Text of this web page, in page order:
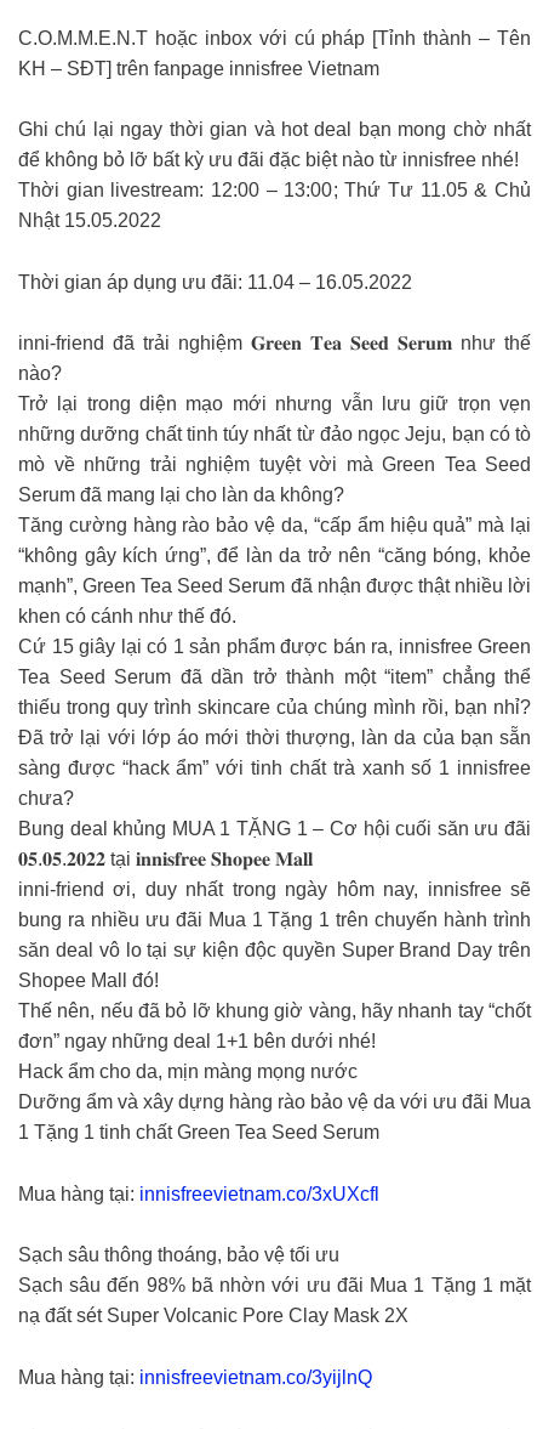
C.O.M.M.E.N.T hoặc inbox với cú pháp [Tỉnh thành – Tên
KH – SĐT] trên fanpage innisfree Vietnam
Ghi chú lại ngay thời gian và hot deal bạn mong chờ nhất
để không bỏ lỡ bất kỳ ưu đãi đặc biệt nào từ innisfree nhé!
Thời gian livestream: 12:00 – 13:00; Thứ Tư 11.05 & Chủ
Nhật 15.05.2022
Thời gian áp dụng ưu đãi: 11.04 – 16.05.2022
inni-friend đã trải nghiệm 𝐆𝐫𝐞𝐞𝐧 𝐓𝐞𝐚 𝐒𝐞𝐞𝐝 𝐒𝐞𝐫𝐮𝐦 như thế
nào?
Trở lại trong diện mạo mới nhưng vẫn lưu giữ trọn vẹn
những dưỡng chất tinh túy nhất từ đảo ngọc Jeju, bạn có tò
mò về những trải nghiệm tuyệt vời mà Green Tea Seed
Serum đã mang lại cho làn da không?
Tăng cường hàng rào bảo vệ da, “cấp ẩm hiệu quả” mà lại
“không gây kích ứng”, để làn da trở nên “căng bóng, khỏe
mạnh”, Green Tea Seed Serum đã nhận được thật nhiều lời
khen có cánh như thế đó.
Cứ 15 giây lại có 1 sản phẩm được bán ra, innisfree Green
Tea Seed Serum đã dần trở thành một “item” chẳng thể
thiếu trong quy trình skincare của chúng mình rồi, bạn nhỉ?
Đã trở lại với lớp áo mới thời thượng, làn da của bạn sẵn
sàng được “hack ẩm” với tinh chất trà xanh số 1 innisfree
chưa?
Bung deal khủng MUA 1 TẶNG 1 – Cơ hội cuối săn ưu đãi
𝟎𝟓.𝟎𝟓.𝟐𝟎𝟐𝟐 tại 𝐢𝐧𝐧𝐢𝐬𝐟𝐫𝐞𝐞 𝐒𝐡𝐨𝐩𝐞𝐞 𝐌𝐚𝐥𝐥
inni-friend ơi, duy nhất trong ngày hôm nay, innisfree sẽ
bung ra nhiều ưu đãi Mua 1 Tặng 1 trên chuyến hành trình
săn deal vô lo tại sự kiện độc quyền Super Brand Day trên
Shopee Mall đó!
Thế nên, nếu đã bỏ lỡ khung giờ vàng, hãy nhanh tay “chốt
đơn” ngay những deal 1+1 bên dưới nhé!
Hack ẩm cho da, mịn màng mọng nước
Dưỡng ẩm và xây dựng hàng rào bảo vệ da với ưu đãi Mua
1 Tặng 1 tinh chất Green Tea Seed Serum
Mua hàng tại: innisfreevietnam.co/3xUXcfl
Sạch sâu thông thoáng, bảo vệ tối ưu
Sạch sâu đến 98% bã nhờn với ưu đãi Mua 1 Tặng 1 mặt
nạ đất sét Super Volcanic Pore Clay Mask 2X
Mua hàng tại: innisfreevietnam.co/3yijlnQ